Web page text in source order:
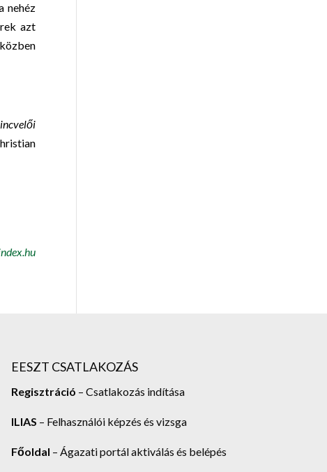
nehéz
azt
EESZT CSATLAKOZÁS
Regisztráció – Csatlakozás indítása
ILIAS – Felhasználói képzés és vizsga
Főoldal – Ágazati portál aktiválás és belépés